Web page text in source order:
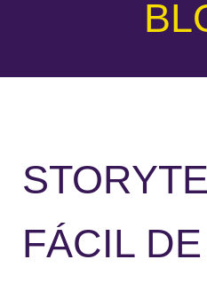
FÁCIL